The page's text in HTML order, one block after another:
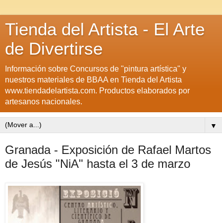
Tienda del Artista - El Arte
de Divertirse
Información sobre Concursos de "pintura artística" y
nuestros materiales de BBAA en Tienda del Artista
www.tiendadelartista.com. Productos elaborados por
artesanos nacionales.
▼
Granada - Exposición de Rafael Martos
de Jesús "NiA" hasta el 3 de marzo